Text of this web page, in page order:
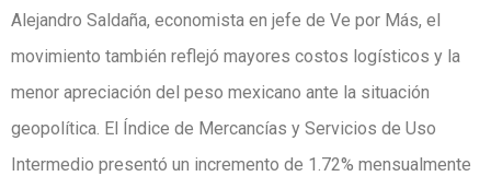
Alejandro Saldaña, economista en jefe de Ve por Más, el
movimiento también reflejó mayores costos logísticos y la
menor apreciación del peso mexicano ante la situación
geopolítica. El Índice de Mercancías y Servicios de Uso
Intermedio presentó un incremento de 1.72% mensualmente